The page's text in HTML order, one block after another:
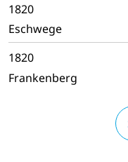
1820
Eschwege
1820
Frankenberg